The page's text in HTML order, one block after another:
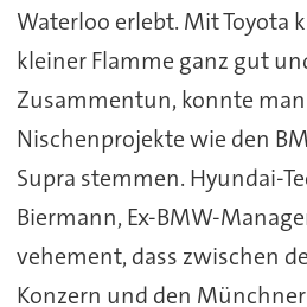
Waterloo erlebt. Mit Toyota
kleiner Flamme ganz gut
Zusammentun, konnte
Nischenprojekte wie den
Supra stemmen. Hyundai-
Biermann, Ex-BMW-
vehement, dass zwischen
Konzern und den